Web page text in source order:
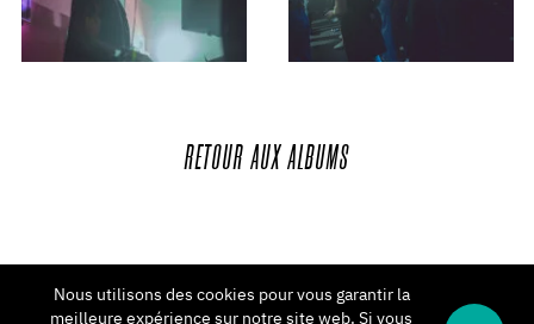
RETOUR AUXALBUMS
Nous utilisons des cookies pour vous garantir la
meilleure expérience sur notre site web. Si vous